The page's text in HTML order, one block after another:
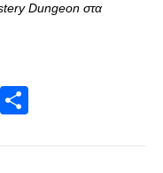
Dungeon στα
Viber